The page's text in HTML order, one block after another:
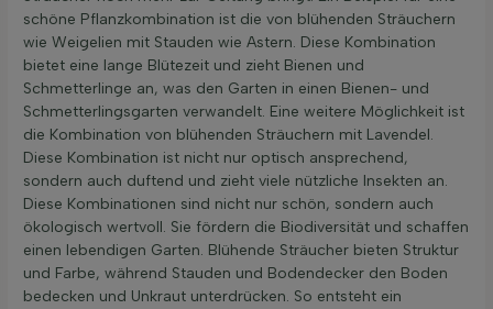
schöne Pflanzkombination ist die von blühenden Sträuchern
wie Weigelien mit Stauden wie Astern. Diese Kombination
bietet eine lange Blütezeit und zieht Bienen und
Schmetterlinge an, was den Garten in einen Bienen- und
Schmetterlingsgarten verwandelt. Eine weitere Möglichkeit ist
die Kombination von blühenden Sträuchern mit Lavendel.
Diese Kombination ist nicht nur optisch ansprechend,
sondern auch duftend und zieht viele nützliche Insekten an.
Diese Kombinationen sind nicht nur schön, sondern auch
ökologisch wertvoll. Sie fördern die Biodiversität und schaffen
einen lebendigen Garten. Blühende Sträucher bieten Struktur
und Farbe, während Stauden und Bodendecker den Boden
bedecken und Unkraut unterdrücken. So entsteht ein